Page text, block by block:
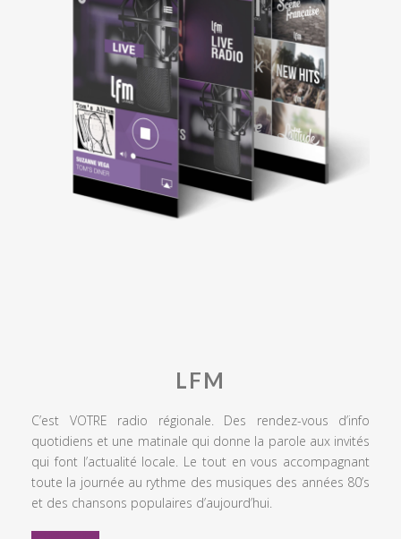
LFM
C’est VOTRE radio régionale. Des rendez-vous d’info
quotidiens et une matinale qui donne la parole aux invités
qui font l’actualité locale. Le tout en vous accompagnant
toute la journée au rythme des musiques des années 80’s
et des chansons populaires d’aujourd’hui.